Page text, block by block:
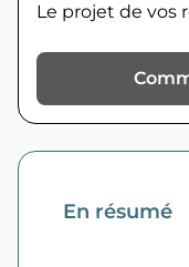
Le projet de vos
En résumé